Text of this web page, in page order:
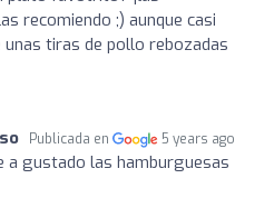
recomiendo ;) aunque casi
tiras de pollo rebozadas
Publicada en 5 years ago
a gustado las hamburguesas